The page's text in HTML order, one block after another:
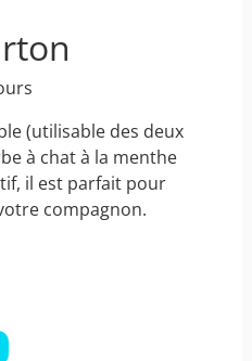
(utilisable des deux
à chat à la menthe
il est parfait pour
compagnon.